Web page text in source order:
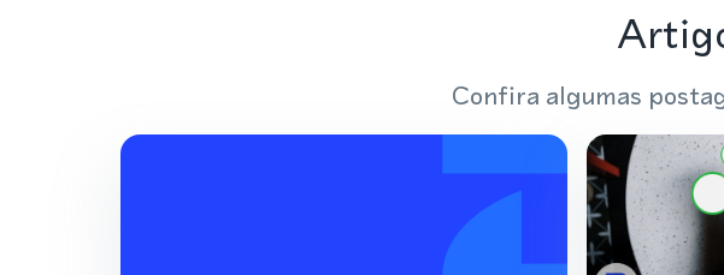
Confira algumas